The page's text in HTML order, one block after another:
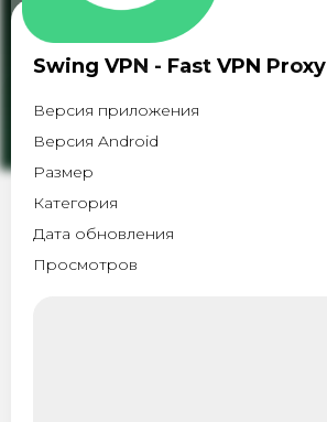
Swing VPN - Fast VPN Proxy
Версия приложения
Версия Android
Размер
Категория
Дата обновления
Просмотров